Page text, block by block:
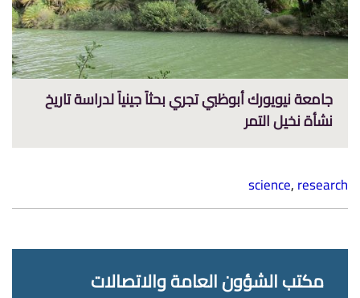
جامعة نيويورك أبوظبي تجري بحثاً جينياً لدراسة تاريخ
نشأة نخيل التمر
science,research
مكتب الشؤون العامة والاتصالات